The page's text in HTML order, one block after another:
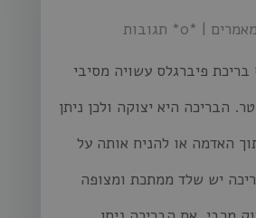
מאמרים | ‏*0* תגובות
בריכת פיברגלס עשויה מסיבי
הבריכה היא יצוקה ולכן ניתן
האדמה או להניח אותה על
יש שלד ממתכת ומצופה